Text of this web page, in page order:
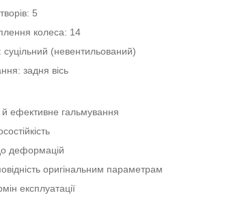
5
колеса: 14
суцільний (невентильований)
задня вісь
й ефективне гальмування
деформацій
оригінальним параметрам
експлуатації